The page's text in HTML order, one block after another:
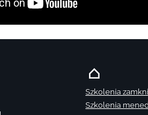
Szkolenia
Szkolenia